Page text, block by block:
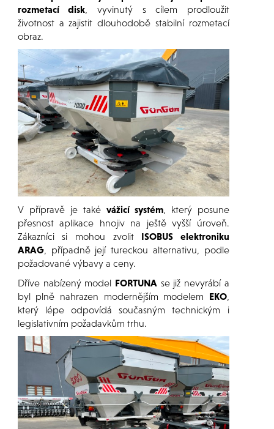
rozmetací disk , vyvinutý s cílem prodloužit
životnost a zajistit dlouhodobě stabilní rozmetací
obraz.
V přípravě je také vážicí systém, který posune
přesnost aplikace hnojiv na ještě vyšší úroveň.
Zákazníci si mohou zvolit ISOBUS elektroniku
ARAG, případně její tureckou alternativu, podle
požadované výbavy a ceny.
Dříve nabízený model FORTUNA se již nevyrábí a
byl plně nahrazen modernějším modelem EKO,
který lépe odpovídá současným technickým i
legislativním požadavkům trhu.